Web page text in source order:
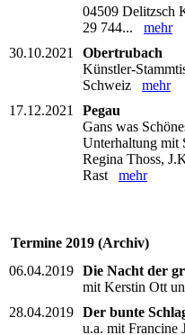
04509 Delitzsch
29 744... mehr
30.10.2021
Obertrubach
Künstler-
Schweiz mehr
17.12.2021
Pegau
Gans was
Unterhaltung mit
Regina Thoss,
Rast mehr
Termine 2019 (Archiv)
06.04.2019 Die Nacht der
mit Kerstin Ott
28.04.2019 Der bunte
u.a. mit Francine